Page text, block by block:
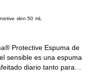
skin 50 mL
Protective Espuma de
sensible es una espuma
diario tanto para…